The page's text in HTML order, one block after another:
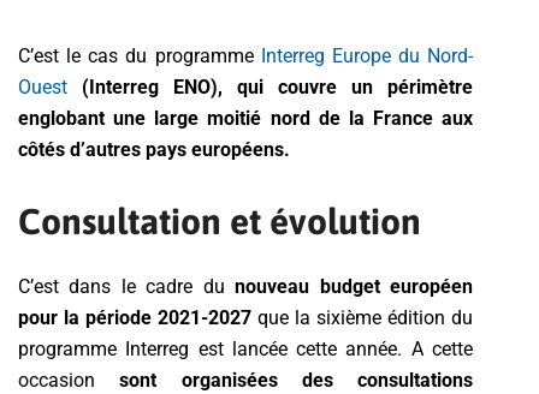
C’est le cas du programme Interreg Europe du Nord-
Ouest (Interreg ENO), qui couvre un périmètre
englobant une large moitié nord de la France aux
côtés d’autres pays européens.
Consultation et évolution
C’est dans le cadre dunouveau budget européen
pour la période 2021-2027 que la sixième édition du
programme Interreg est lancée cette année. A cette
occasionsont organisées des consultations